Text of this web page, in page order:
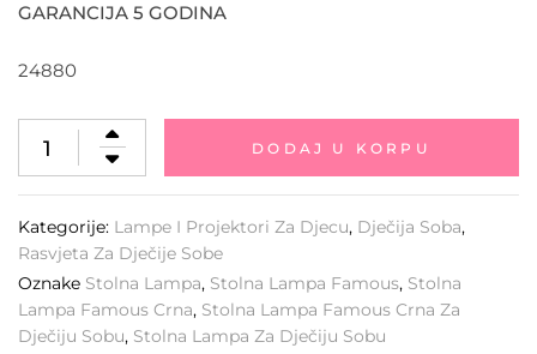
GARANCIJA 5 GODINA
24880
DODAJ U KORPU
Kategorije: Lampe I Projektori Za Djecu, Dječija Soba,
Rasvjeta Za Dječije Sobe
Oznake Stolna Lampa, Stolna Lampa Famous, Stolna
Lampa Famous Crna, Stolna Lampa Famous Crna Za
Dječiju Sobu, Stolna Lampa Za Dječiju Sobu